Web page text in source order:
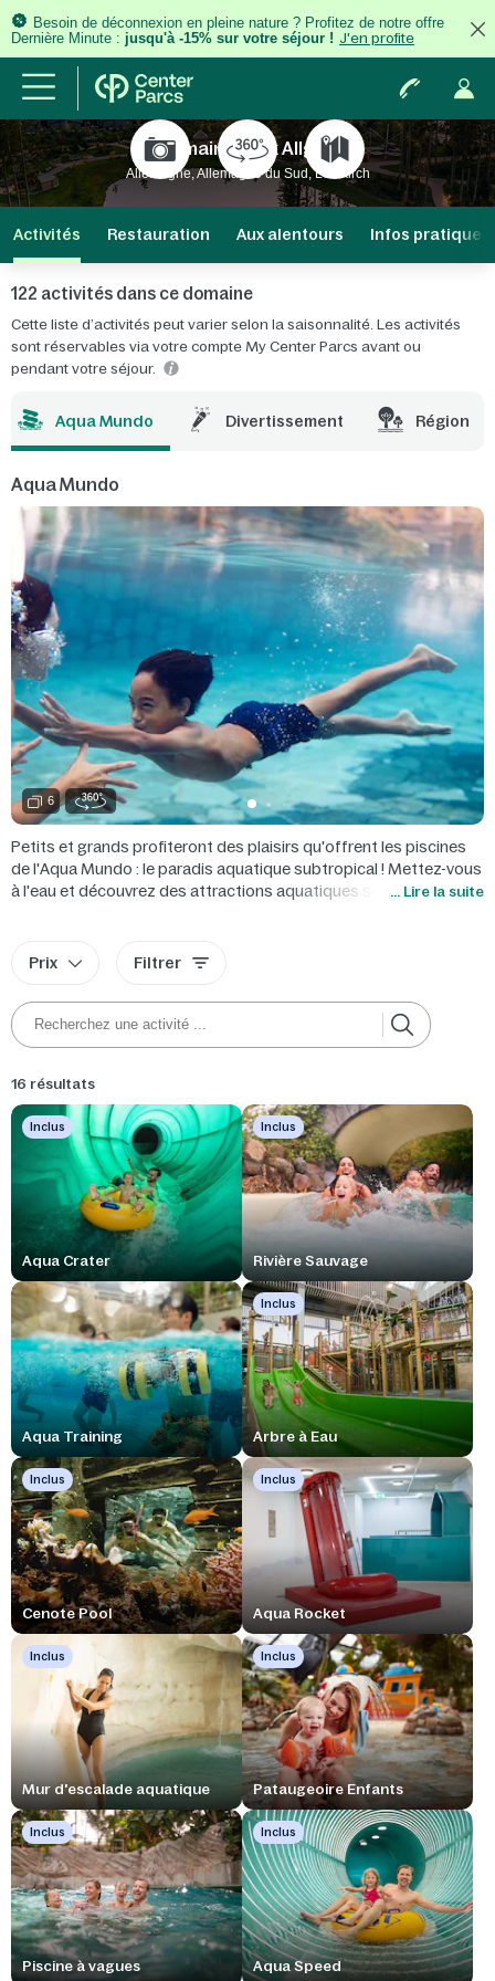
Besoin de déconnexion en pleine nature ? Profitez de notre offre
Dernière Minute : jusqu'à -15% sur votre séjour ! J'en profite
Domaine Park Allgäu
Allemagne, Allemagne du Sud, Leutkirch
Activités Restauration Aux alentours Infos pratiques
122 activités dans ce domaine
Cette liste d’activités peut varier selon la saisonnalité. Les activités
sont réservables via votre compte My Center Parcs avant ou
pendant votre séjour.
Aqua Mundo Divertissement Région
Aqua Mundo
6
Petits et grands profiteront des plaisirs qu'offrent les piscines
de l'Aqua Mundo : le paradis aquatique subtropical ! Mettez-vous
à l'eau et découvrez des attractions aquatiques sensationnelles.
Nature & Spa. Si après toutes ces attractions vous avez un petit
Envie de découvrir cet univers ?
... Lire la suite
Prix Filtrer
16 résultats
Inclus
Aqua Crater
Inclus
Rivière Sauvage
Aqua Training
Inclus
Arbre à Eau
Inclus
Cenote Pool
Inclus
Aqua Rocket
Inclus
Mur d'escalade aquatique
Inclus
Pataugeoire Enfants
Inclus
Piscine à vagues
Inclus
Aqua Speed